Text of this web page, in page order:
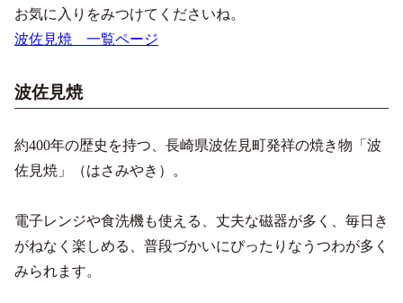
お気に入りをみつけてくださいね。
波佐見焼 一覧ページ
波佐見焼
約400年の歴史を持つ、長崎県波佐見町発祥の焼き物「波
佐見焼」（はさみやき）。
電子レンジや食洗機も使える、丈夫な磁器が多く、毎日き
がねなく楽しめる、普段づかいにぴったりなうつわが多く
みられます。